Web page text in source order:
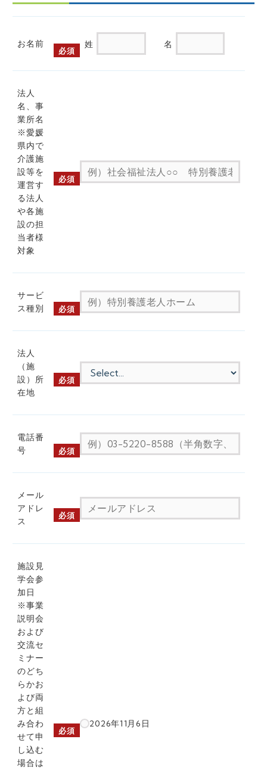
お名前
必須
姓 名
法人
名、事
業所名
必須
※愛媛
県内で
介護施
設等を
運営す
る法人
や各施
設の担
当者様
対象
サービ
ス種別
必須
法人
（施
設）所
在地
必須
電話番
号
必須
メール
アドレ
ス
必須
施設見
学会参
加日
※事業
説明会
および
交流セ
ミナー
のどち
らかお
よび両
方と組
み合わ
せて申
し込む
場合は
必須
2026年11月6日